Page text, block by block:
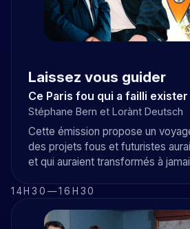
Laissez vous guider
Ce Paris fou qui a failli exister
Stéphane Bern et Lorànt Deutsch
Cette émission propose un
des projets fous et futuristes
et qui auraient transformés à
14H30 —16H30